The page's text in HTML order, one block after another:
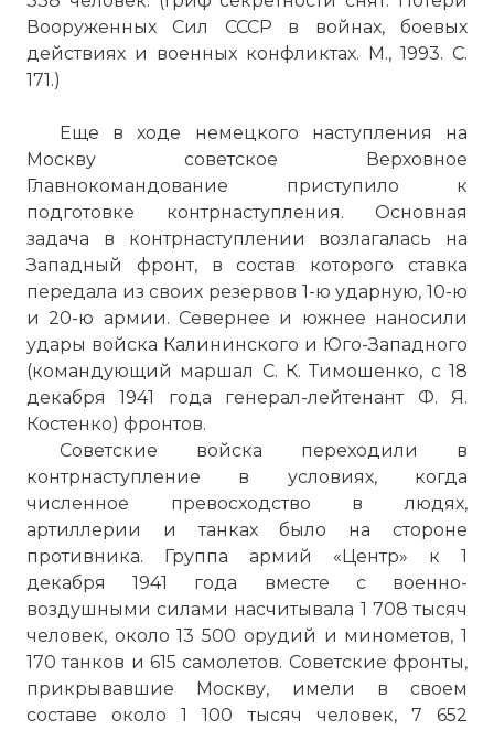
Вооруженных Сил СССР в войнах, боевых
действиях и военных конфликтах. М., 1993. С.
171.)
Еще в ходе немецкого наступления на
Москву советское Верховное
Главнокомандование приступило к
подготовке контрнаступления. Основная
задача в контрнаступлении возлагалась на
Западный фронт, в состав которого ставка
передала из своих резервов 1-ю ударную, 10-ю
и 20-ю армии. Севернее и южнее наносили
удары войска Калининского и Юго-Западного
(командующий маршал С. К. Тимошенко, с 18
декабря 1941 года генерал-лейтенант Ф. Я.
Костенко) фронтов.
Советские войска переходили в
контрнаступление в условиях, когда
численное превосходство в людях,
артиллерии и танках было на стороне
противника. Группа армий «Центр» к 1
декабря 1941 года вместе с военно-
воздушными силами насчитывала 1 708 тысяч
человек, около 13 500 орудий и минометов, 1
170 танков и 615 самолетов. Советские фронты,
прикрывавшие Москву, имели в своем
составе около 1 100 тысяч человек, 7 652
Фокке-Вульф FW-190 (нем. Focke-Wulf
FW-190 «Würger») — немецкий
одноместный одномоторный
поршневой истребитель-моноплан,
стоявший на вооружении Люфтваффе во
время Второй мировой войны.
FW-190 успешно использовался в
различных амплуа, в частности в роли
высотного перехватчика (в особенности
FW-190D), эскортного истребителя,
штурмовика, ночного истребителя и
зарекомендовал себя настоящей
«рабочей лошадкой» Люфтваффе (хотя
советские лётчики всегда отмечали, что
с «фоккером» бой вести легче, нежели с